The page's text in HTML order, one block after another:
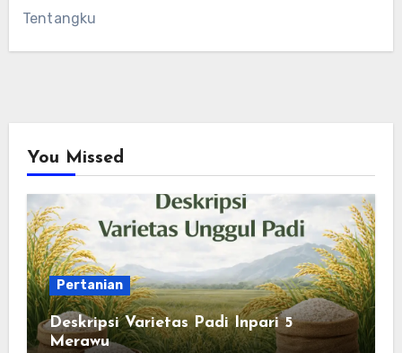
Tentangku
You Missed
Pertanian
Deskripsi Varietas Padi Inpari 5
Merawu